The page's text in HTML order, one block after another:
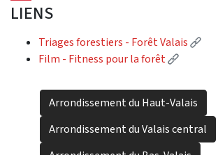
LIENS
Triages forestiers - Forêt Valais
Film - Fitness pour la forêt
Arrondissement du Haut-Valais
Arrondissement du Valais central